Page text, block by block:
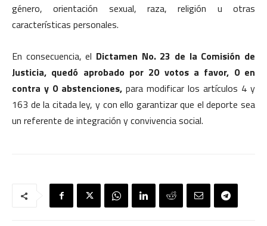
género, orientación sexual, raza, religión u otras
características personales.
En consecuencia, el Dictamen No. 23 de la Comisión de
Justicia, quedó aprobado por 20 votos a favor, 0 en
contra y 0 abstenciones, para modificar los artículos 4 y
163 de la citada ley, y con ello garantizar que el deporte sea
un referente de integración y convivencia social.